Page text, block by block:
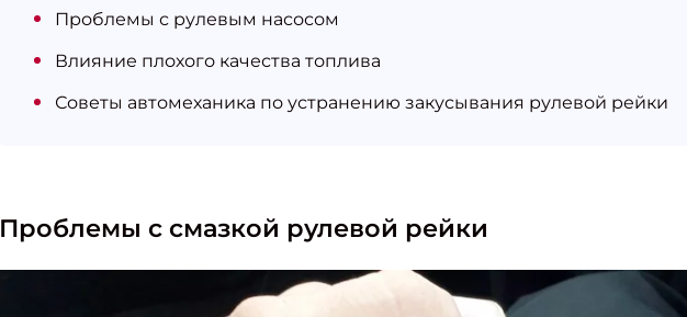
Проблемы с смазкой рулевой рейки
Проблемы с рулевым насосом
Влияние плохого качества топлива
Советы автомеханика по устранению закусывания рулевой рейки